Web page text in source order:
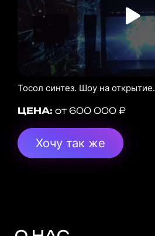
Тосол синтез. Шоу на открытие.
ЦЕНА: от 600 000 ₽
Хочу так же